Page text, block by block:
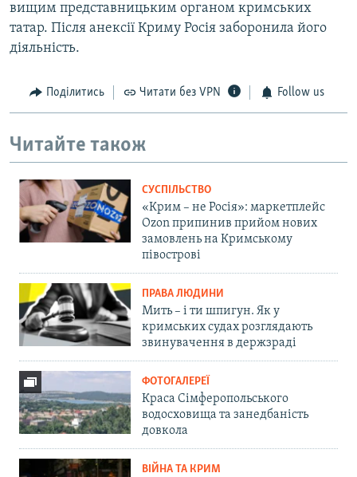
вищим представницьким органом кримських
татар. Після анексії Криму Росія заборонила його
діяльність.
Поділитись Читати без VPN Follow us
Читайте також
СУСПІЛЬСТВО
«Крим – не Росія»: маркетплейс
Ozon припинив прийом нових
замовлень на Кримському
півострові
ПРАВА ЛЮДИНИ
Мить – і ти шпигун. Як у
кримських судах розглядають
звинувачення в держзраді
ФОТОГАЛЕРЕЇ
Краса Сімферопольського
водосховища та занедбаність
довкола
ВІЙНА ТА КРИМ